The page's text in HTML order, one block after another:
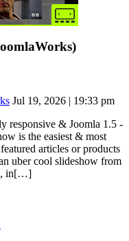
Jul 19, 2026 | 19:33 pm
responsive & Joomla 1.5 -
is the easiest & most
articles or products
uber cool slideshow from
in[…]